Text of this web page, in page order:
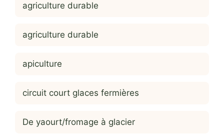
agriculture durable
agriculture durable
apiculture
circuit court glaces fermières
De yaourt/fromage à glacier